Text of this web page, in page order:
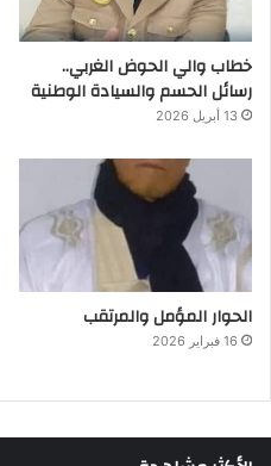
خطاب والي الحوض الغربي..
رسائل الحسم والسيادة الوطنية
13 أبريل 2026
الحوار المؤمل والمرتقب
16 فبراير 2026